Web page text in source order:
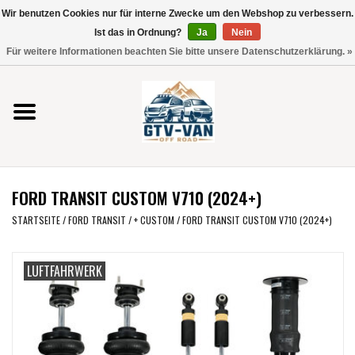
Verwende
die
nach
oben
und
unten,
verfügbare
Ergebnis
Eingabetaste,
um
Vito / V-Klasse 447
Viano /Vito 639
VW T7 2025
VW CRAFTER / MAN TGE
FORD TRANSIT CUSTOM V710 (2024+)
STARTSEITE/FORD TRANSIT / + CUSTOM /FORD TRANSIT CUSTOM V710 (2024+)
LUFTFAHRWERK
Wir benutzen Cookies nur für interne Zwecke um den Webshop zu verbessern.
Ist das in Ordnung?
Ja
Nein
Für weitere Informationen beachten Sie bitte unsere Datenschutzerklärung. »